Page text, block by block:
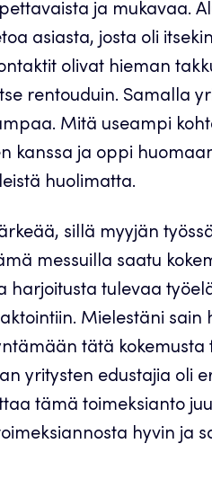
ja mukavaa.
asiasta, josta oli
olivat hieman
rentouduin. Samalla
Mitä useampi
kanssa ja oppi
huolimatta.
sillä myyjän
messuilla saatu
harjoitusta tulevaa
Mielestäni sain
tätä kokemusta
yritysten edustajia oli
tämä toimeksianto
hyvin ja